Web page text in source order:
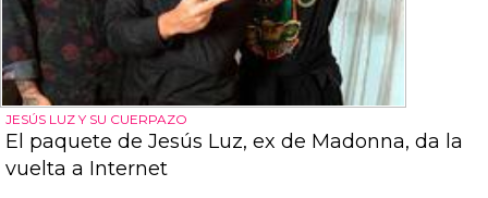
JESÚS LUZ Y SU CUERPAZO
El paquete de Jesús Luz, ex de Madonna, da la
vuelta a Internet